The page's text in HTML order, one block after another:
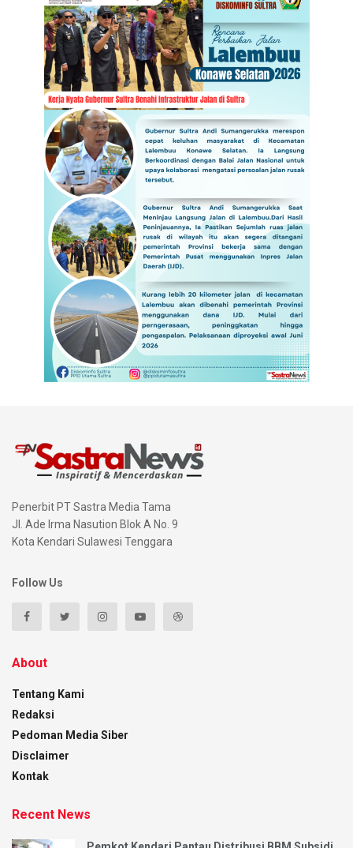
Penerbit PT Sastra Media Tama
Jl. Ade Irma Nasution Blok A No. 9
Kota Kendari Sulawesi Tenggara
Follow Us
About
Tentang Kami
Redaksi
Pedoman Media Siber
Disclaimer
Kontak
Recent News